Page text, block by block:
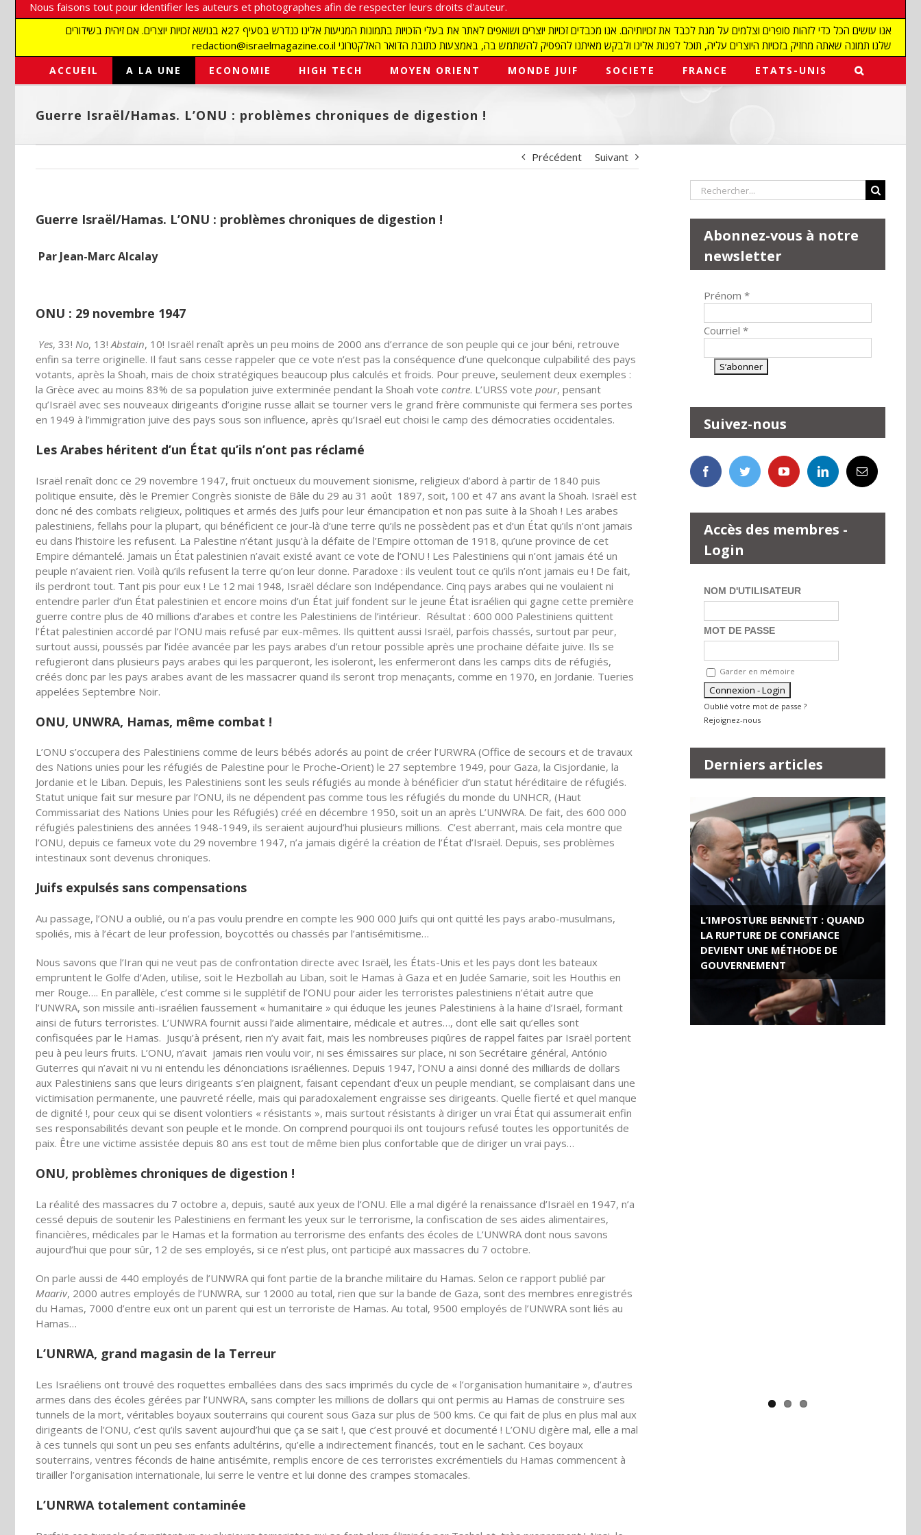
Nous faisons tout pour identifier les auteurs et photographes afin de respecter leurs droits d'auteur.
אנו עושים הכל כדי לזהות סופרים וצלמים על מנת לכבד את זכויותיהם. אנו מכבדים זכויות יוצרים ושואפים לאתר את בעלי הזכויות בתמונות המגיעות אלינו כנדרש בסעיף 27א בנושא זכויות יוצרים. אם זיהית בשידורים
redaction@israelmagazine.co.il שלנו תמונה שאתה מחזיק בזכויות היוצרים עליה, תוכל לפנות אלינו ולבקש מאיתנו להפסיק להשתמש בה, באמצעות כתובת הדואר האלקטרוני
ACCUEIL A LA UNE ECONOMIE HIGH TECH MOYEN ORIENT MONDE JUIF SOCIETE FRANCE ETATS-UNIS
Guerre Israël/Hamas. L’ONU : problèmes chroniques de digestion !
Précédent Suivant
Guerre Israël/Hamas. L’ONU : problèmes chroniques de digestion !
Par Jean-Marc Alcalay
ONU : 29 novembre 1947
Yes, 33! No, 13! Abstain, 10! Israël renaît après un peu moins de 2000 ans d’errance de son peuple qui ce jour béni, retrouve
enfin sa terre originelle. Il faut sans cesse rappeler que ce vote n’est pas la conséquence d’une quelconque culpabilité des pays
votants, après la Shoah, mais de choix stratégiques beaucoup plus calculés et froids. Pour preuve, seulement deux exemples :
la Grèce avec au moins 83% de sa population juive exterminée pendant la Shoah vote contre. L’URSS vote pour, pensant
qu’Israël avec ses nouveaux dirigeants d’origine russe allait se tourner vers le grand frère communiste qui fermera ses portes
en 1949 à l’immigration juive des pays sous son influence, après qu’Israël eut choisi le camp des démocraties occidentales.
Les Arabes héritent d’un État qu’ils n’ont pas réclamé
Israël renaît donc ce 29 novembre 1947, fruit onctueux du mouvement sionisme, religieux d’abord à partir de 1840 puis
politique ensuite, dès le Premier Congrès sioniste de Bâle du 29 au 31 août 1897, soit, 100 et 47 ans avant la Shoah. Israël est
donc né des combats religieux, politiques et armés des Juifs pour leur émancipation et non pas suite à la Shoah ! Les arabes
palestiniens, fellahs pour la plupart, qui bénéficient ce jour-là d’une terre qu’ils ne possèdent pas et d’un État qu’ils n’ont jamais
eu dans l’histoire les refusent. La Palestine n’étant jusqu’à la défaite de l’Empire ottoman de 1918, qu’une province de cet
Empire démantelé. Jamais un État palestinien n’avait existé avant ce vote de l’ONU ! Les Palestiniens qui n’ont jamais été un
peuple n’avaient rien. Voilà qu’ils refusent la terre qu’on leur donne. Paradoxe : ils veulent tout ce qu’ils n’ont jamais eu ! De fait,
ils perdront tout. Tant pis pour eux ! Le 12 mai 1948, Israël déclare son Indépendance. Cinq pays arabes qui ne voulaient ni
entendre parler d’un État palestinien et encore moins d’un État juif fondent sur le jeune État israélien qui gagne cette première
guerre contre plus de 40 millions d’arabes et contre les Palestiniens de l’intérieur. Résultat : 600 000 Palestiniens quittent
l’État palestinien accordé par l’ONU mais refusé par eux-mêmes. Ils quittent aussi Israël, parfois chassés, surtout par peur,
surtout aussi, poussés par l’idée avancée par les pays arabes d’un retour possible après une prochaine défaite juive. Ils se
refugieront dans plusieurs pays arabes qui les parqueront, les isoleront, les enfermeront dans les camps dits de réfugiés,
créés donc par les pays arabes avant de les massacrer quand ils seront trop menaçants, comme en 1970, en Jordanie. Tueries
appelées Septembre Noir.
ONU, UNWRA, Hamas, même combat !
L’ONU s’occupera des Palestiniens comme de leurs bébés adorés au point de créer l’URWRA (Office de secours et de travaux
des Nations unies pour les réfugiés de Palestine pour le Proche-Orient) le 27 septembre 1949, pour Gaza, la Cisjordanie, la
Jordanie et le Liban. Depuis, les Palestiniens sont les seuls réfugiés au monde à bénéficier d’un statut héréditaire de réfugiés.
Statut unique fait sur mesure par l’ONU, ils ne dépendent pas comme tous les réfugiés du monde du UNHCR, (Haut
Commissariat des Nations Unies pour les Réfugiés) créé en décembre 1950, soit un an après L’UNWRA. De fait, des 600 000
réfugiés palestiniens des années 1948-1949, ils seraient aujourd’hui plusieurs millions. C’est aberrant, mais cela montre que
l’ONU, depuis ce fameux vote du 29 novembre 1947, n’a jamais digéré la création de l’État d’Israël. Depuis, ses problèmes
intestinaux sont devenus chroniques.
Juifs expulsés sans compensations
Au passage, l’ONU a oublié, ou n’a pas voulu prendre en compte les 900 000 Juifs qui ont quitté les pays arabo-musulmans,
spoliés, mis à l’écart de leur profession, boycottés ou chassés par l’antisémitisme…
Nous savons que l’Iran qui ne veut pas de confrontation directe avec Israël, les États-Unis et les pays dont les bateaux
empruntent le Golfe d’Aden, utilise, soit le Hezbollah au Liban, soit le Hamas à Gaza et en Judée Samarie, soit les Houthis en
mer Rouge…. En parallèle, c’est comme si le supplétif de l’ONU pour aider les terroristes palestiniens n’était autre que
l’UNWRA, son missile anti-israélien faussement « humanitaire » qui éduque les jeunes Palestiniens à la haine d’Israël, formant
ainsi de futurs terroristes. L’UNWRA fournit aussi l’aide alimentaire, médicale et autres…, dont elle sait qu’elles sont
confisquées par le Hamas. Jusqu’à présent, rien n’y avait fait, mais les nombreuses piqûres de rappel faites par Israël portent
peu à peu leurs fruits. L’ONU, n’avait jamais rien voulu voir, ni ses émissaires sur place, ni son Secrétaire général, António
Guterres qui n’avait ni vu ni entendu les dénonciations israéliennes. Depuis 1947, l’ONU a ainsi donné des milliards de dollars
aux Palestiniens sans que leurs dirigeants s’en plaignent, faisant cependant d’eux un peuple mendiant, se complaisant dans une
victimisation permanente, une pauvreté réelle, mais qui paradoxalement engraisse ses dirigeants. Quelle fierté et quel manque
de dignité !, pour ceux qui se disent volontiers « résistants », mais surtout résistants à diriger un vrai État qui assumerait enfin
ses responsabilités devant son peuple et le monde. On comprend pourquoi ils ont toujours refusé toutes les opportunités de
paix. Être une victime assistée depuis 80 ans est tout de même bien plus confortable que de diriger un vrai pays…
ONU, problèmes chroniques de digestion !
La réalité des massacres du 7 octobre a, depuis, sauté aux yeux de l’ONU. Elle a mal digéré la renaissance d’Israël en 1947, n’a
cessé depuis de soutenir les Palestiniens en fermant les yeux sur le terrorisme, la confiscation de ses aides alimentaires,
financières, médicales par le Hamas et la formation au terrorisme des enfants des écoles de L’UNWRA dont nous savons
aujourd’hui que pour sûr, 12 de ses employés, si ce n’est plus, ont participé aux massacres du 7 octobre.
On parle aussi de 440 employés de l’UNWRA qui font partie de la branche militaire du Hamas. Selon ce rapport publié par
Maariv, 2000 autres employés de l’UNWRA, sur 12000 au total, rien que sur la bande de Gaza, sont des membres enregistrés
du Hamas, 7000 d’entre eux ont un parent qui est un terroriste de Hamas. Au total, 9500 employés de l’UNWRA sont liés au
Hamas…
L’UNRWA, grand magasin de la Terreur
Les Israéliens ont trouvé des roquettes emballées dans des sacs imprimés du cycle de « l’organisation humanitaire », d’autres
armes dans des écoles gérées par l’UNWRA, sans compter les millions de dollars qui ont permis au Hamas de construire ses
tunnels de la mort, véritables boyaux souterrains qui courent sous Gaza sur plus de 500 kms. Ce qui fait de plus en plus mal aux
dirigeants de l’ONU, c’est qu’ils savent aujourd’hui que ça se sait !, que c’est prouvé et documenté ! L’ONU digère mal, elle a mal
à ces tunnels qui sont un peu ses enfants adultérins, qu’elle a indirectement financés, tout en le sachant. Ces boyaux
souterrains, ventres féconds de haine antisémite, remplis encore de ces terroristes excrémentiels du Hamas commencent à
tirailler l’organisation internationale, lui serre le ventre et lui donne des crampes stomacales.
L’UNRWA totalement contaminée
Rechercher:
Abonnez-vous à notre
newsletter
Prénom *
Courriel *
Suivez-nous
Accès des membres -
Login
NOM D'UTILISATEUR
MOT DE PASSE
Garder en mémoire
Oublié votre mot de passe ?
Rejoignez-nous
Derniers articles
L’IMPOSTURE BENNETT : QUAND
LA RUPTURE DE CONFIANCE
DEVIENT UNE MÉTHODE DE
GOUVERNEMENT
ROSE VALLAND, HEROÏNE DE LA
RESISTANCE FRANÇAISE